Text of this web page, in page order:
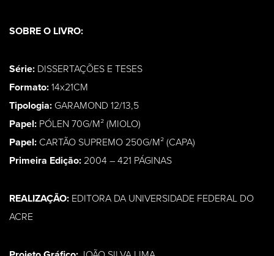
SOBRE O LIVRO:
Série: DISSERTAÇÕES E TESES
Formato: 14x21CM
Tipologia: GARAMOND 12/13,5
Papel: PÓLEN 70G/M² (MIOLO)
Papel: CARTÃO SUPREMO 250G/M² (CAPA)
Primeira Edição: 2004 – 421 PÁGINAS
REALIZAÇÃO: EDITORA DA UNIVERSIDADE FEDERAL DO
ACRE